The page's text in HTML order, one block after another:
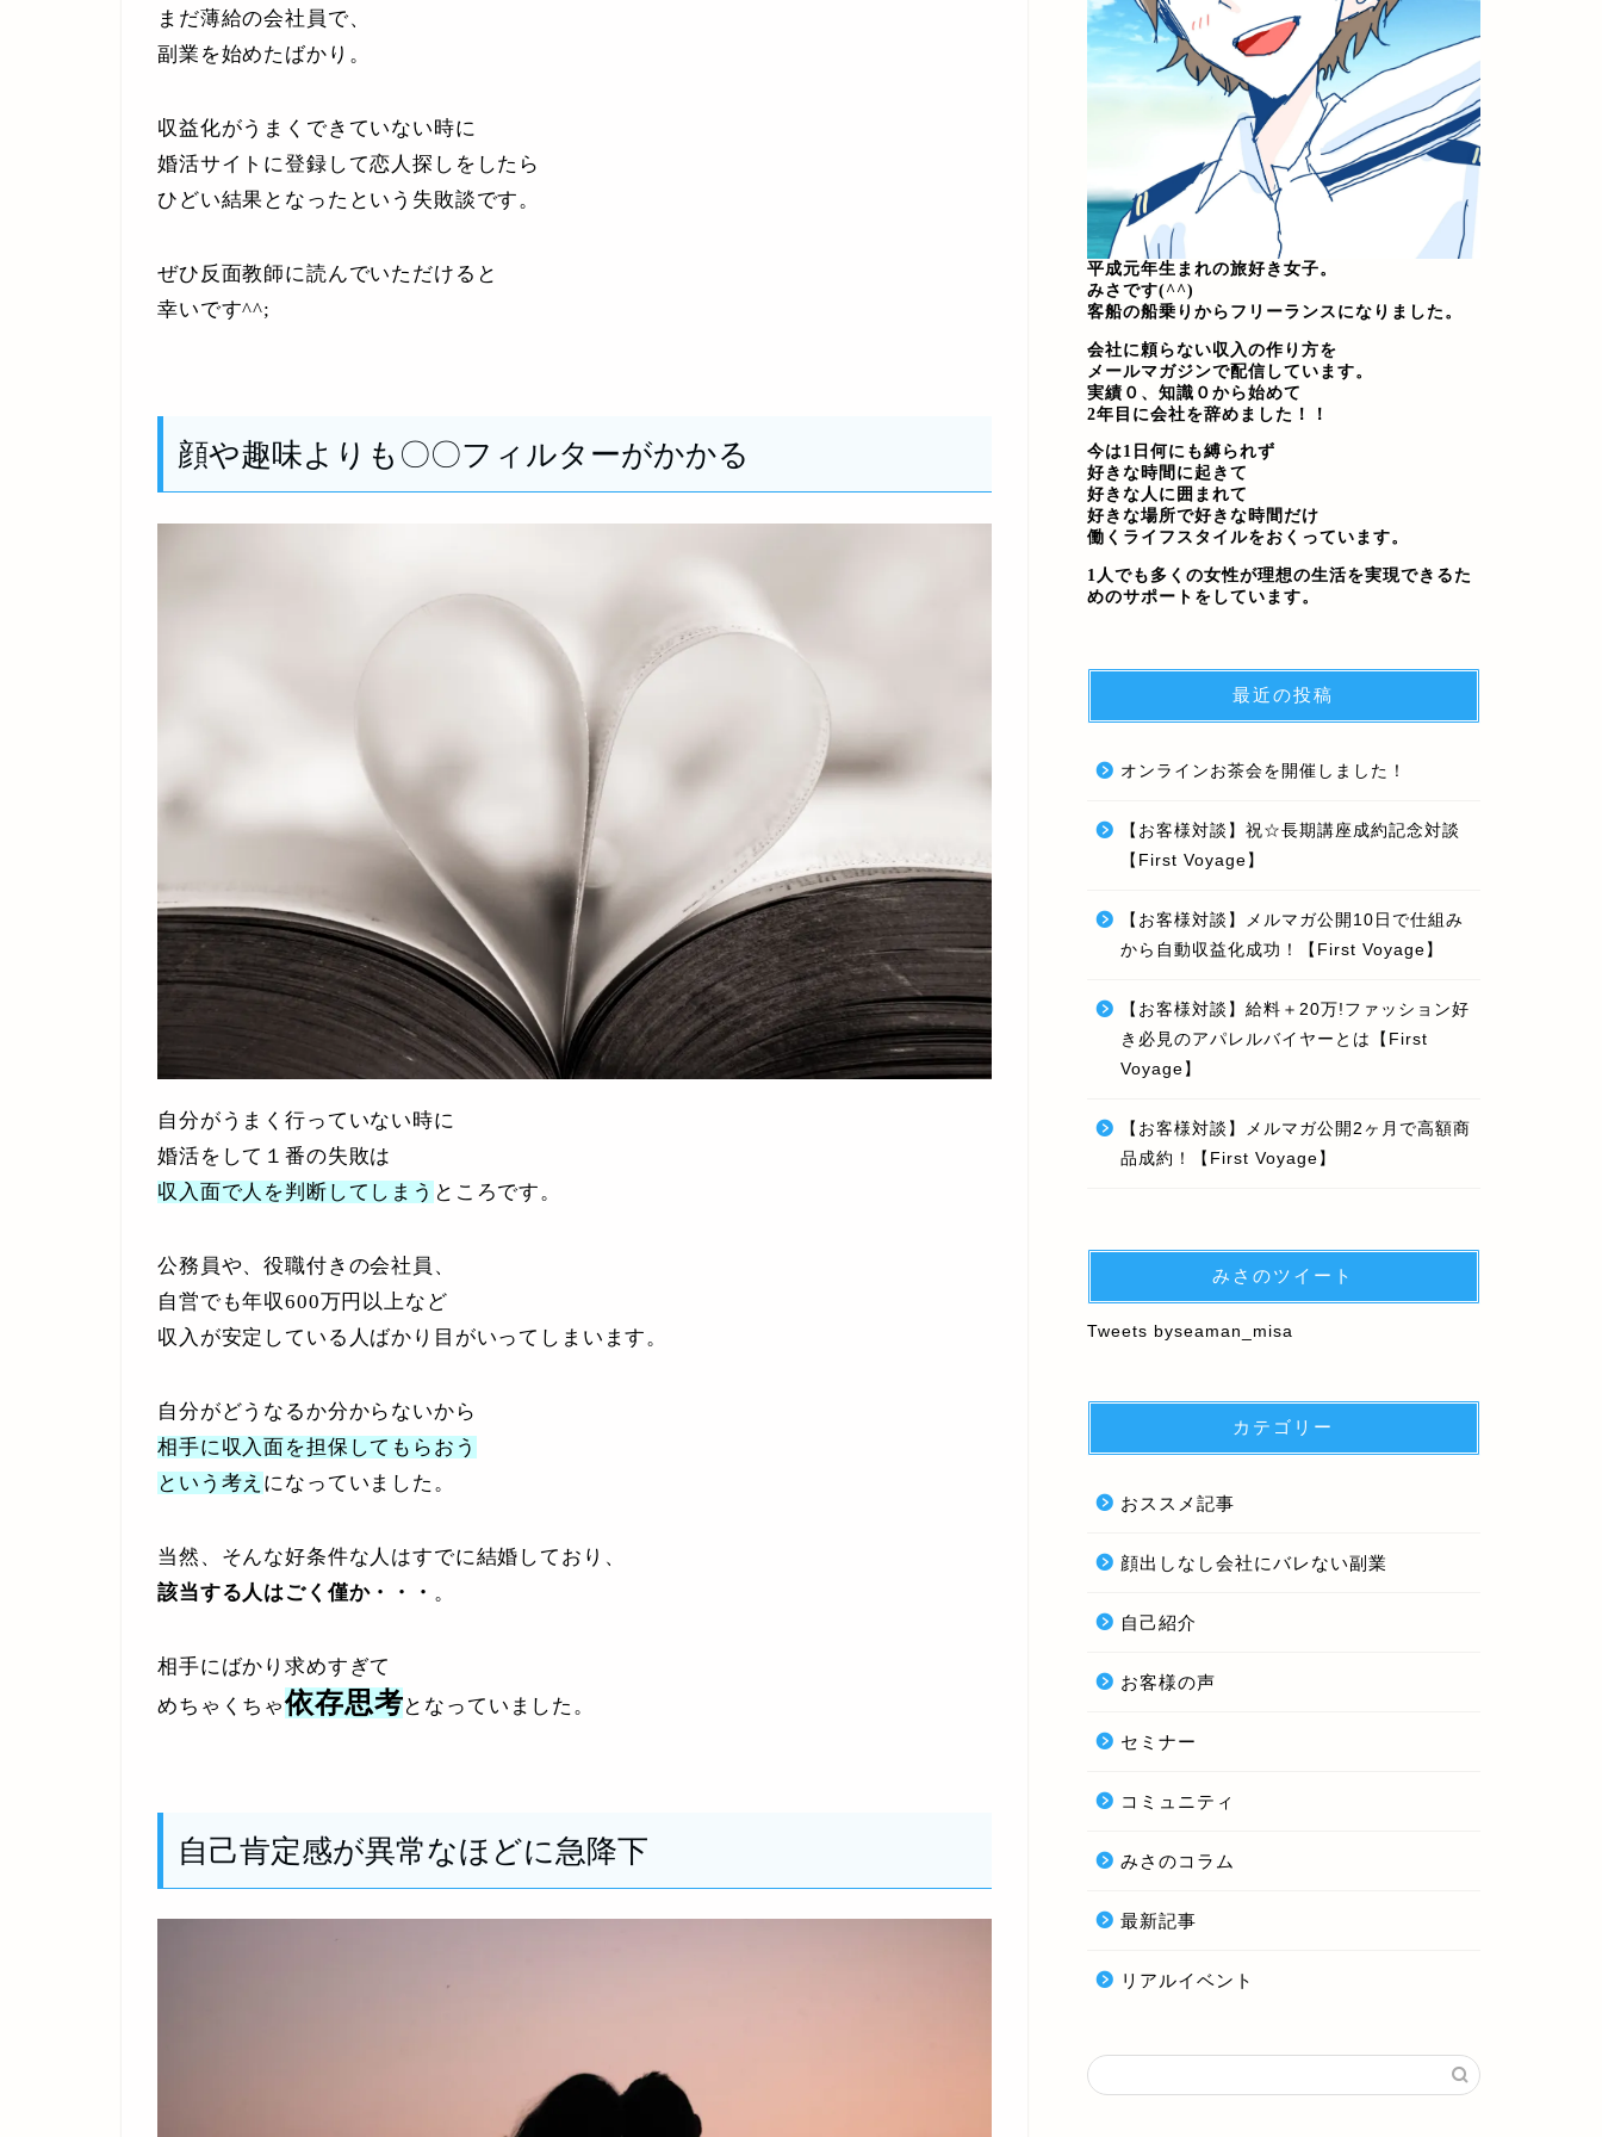
まだ薄給の会社員で、
副業を始めたばかり。
収益化がうまくできていない時に
婚活サイトに登録して恋人探しをしたら
ひどい結果となったという失敗談です。
ぜひ反面教師に読んでいただけると
幸いです^^;
顔や趣味よりも〇〇フィルターがかかる
自分がうまく行っていない時に
婚活をして１番の失敗は
収入面で人を判断してしまう ところです。
公務員や、役職付きの会社員、
自営でも年収600万円以上など
収入が安定している人ばかり目がいってしまいます。
自分がどうなるか分からないから
相手に収入面を担保してもらおう
という考え になっていました。
当然、そんな好条件な人はすでに結婚しており、
該当する人はごく僅か・・・ 。
相手にばかり求めすぎて
めちゃくちゃ依存思考となっていました。
自己肯定感が異常なほどに急降下
平成元年生まれの旅好き女子。
みさです(^^)
客船の船乗りからフリーランスになりました。
会社に頼らない収入の作り方を
メールマガジンで配信しています。
実績０、知識０から始めて
2年目に会社を辞めました！！
今は1日何にも縛られず
好きな時間に起きて
好きな人に囲まれて
好きな場所で好きな時間だけ
働くライフスタイルをおくっています。
1人でも多くの女性が理想の生活を実現できるた
めのサポートをしています。
最近の投稿
オンラインお茶会を開催しました！
【お客様対談】祝☆長期講座成約記念対談
【First Voyage】
【お客様対談】メルマガ公開10日で仕組み
から自動収益化成功！【First Voyage】
【お客様対談】給料＋20万!ファッション好
き必見のアパレルバイヤーとは【First
Voyage】
【お客様対談】メルマガ公開2ヶ月で高額商
品成約！【First Voyage】
みさのツイート
Tweets byseaman_misa
カテゴリー
おススメ記事
顔出しなし会社にバレない副業
自己紹介
お客様の声
セミナー
コミュニティ
みさのコラム
最新記事
リアルイベント